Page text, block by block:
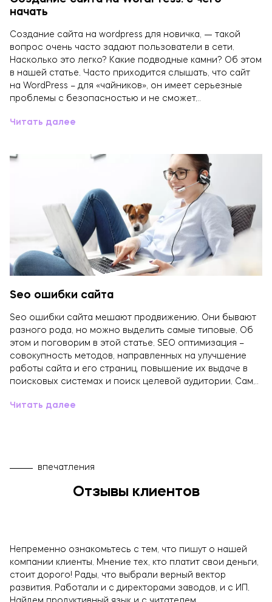
начать
Создание сайта на wordpress для новичка, — такой
вопрос очень часто задают пользователи в сети.
Насколько это легко? Какие подводные камни? Об этом
в нашей статье. Часто приходится слышать, что сайт
на WordPress – для «чайников», он имеет серьезные
проблемы с безопасностью и не сможет…
Читать далее
Seo ошибки сайта
Seo ошибки сайта мешают продвижению. Они бывают
разного рода, но можно выделить самые типовые. Об
этом и поговорим в этой статье. SEO оптимизация –
совокупность методов, направленных на улучшение
работы сайта и его страниц, повышение их выдаче в
поисковых системах и поиск целевой аудитории. Сам…
Читать далее
впечатления
Отзывы клиентов
Непременно ознакомьтесь с тем, что пишут о нашей
компании клиенты. Мнение тех, кто платит свои деньги,
стоит дорого! Рады, что выбрали верный вектор
развития. Работали и с директорами заводов, и с ИП.